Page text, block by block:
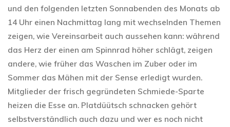
und den folgenden letzten Sonnabenden des Monats ab
14 Uhr einen Nachmittag lang mit wechselnden Themen
zeigen, wie Vereinsarbeit auch aussehen kann: während
das Herz der einen am Spinnrad höher schlägt, zeigen
andere, wie früher das Waschen im Zuber oder im
Sommer das Mähen mit der Sense erledigt wurden.
Mitglieder der frisch gegründeten Schmiede-Sparte
heizen die Esse an. Platdüütsch schnacken gehört
selbstverständlich auch dazu und wer es noch nicht